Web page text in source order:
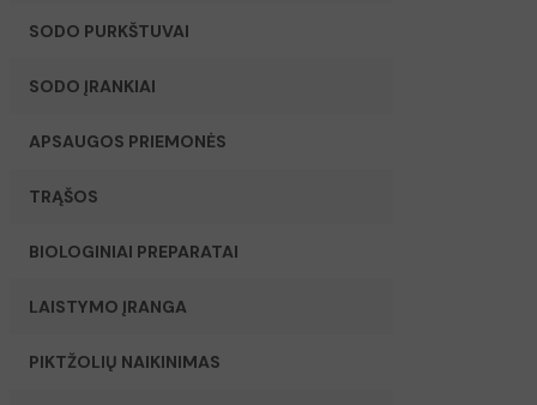
SODO PURKŠTUVAI
SODO ĮRANKIAI
APSAUGOS PRIEMONĖS
TRĄŠOS
BIOLOGINIAI PREPARATAI
LAISTYMO ĮRANGA
PIKTŽOLIŲ NAIKINIMAS